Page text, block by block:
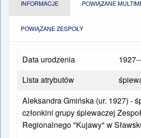
INFORMACJE POWIĄZANE
POWIĄZANE ZESPOŁY
Data urodzenia
1927--
Lista atrybutów
Aleksandra Gmińska (ur. 1927) -
członkini grupy śpiewaczej
Regionalnego "Kujawy" w